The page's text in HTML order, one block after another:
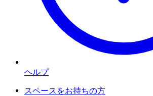
ヘルプ
スペースをお持ちの方